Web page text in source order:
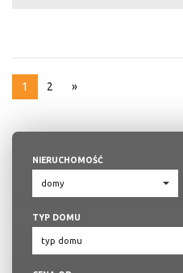
1 2 »
NIERUCHOMOŚĆ
TYP DOMU